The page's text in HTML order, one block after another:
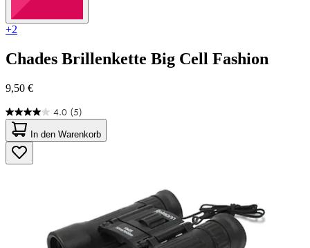
+2
Chades Brillenkette Big Cell Fashion
9,50 €
4.0 (5)
4.0
von
5
Sternen.
5
In den Warenkorb